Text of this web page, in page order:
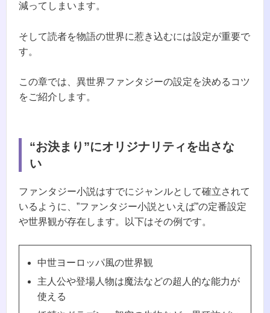
減ってしまいます。
そして読者を物語の世界に惹き込むには設定が重要で
す。
この章では、異世界ファンタジーの設定を決めるコツ
をご紹介します。
“お決まり”にオリジナリティを出さな
い
ファンタジー小説はすでにジャンルとして確立されて
いるように、”ファンタジー小説といえば”の定番設定
や世界観が存在します。以下はその例です。
中世ヨーロッパ風の世界観
主人公や登場人物は魔法などの超人的な能力が
使える